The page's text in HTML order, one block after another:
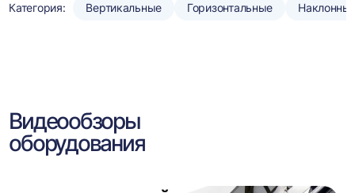
Категория: Вертикальные Горизонтальные
Видеообзоры
оборудования